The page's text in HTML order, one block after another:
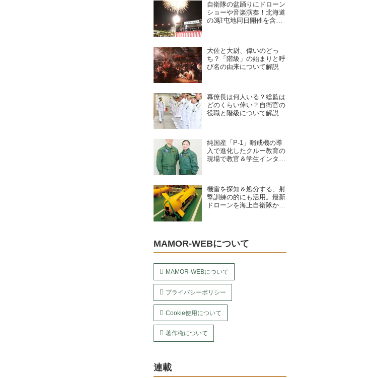
自衛隊の盆踊りにドローン
ショーや音楽演奏！北海道
の3駐屯地同日開催を含
大佐と大尉、偉いのどっ
ち？「階級」の始まりと呼
び名の由来について解説
幕僚長は何人いる？総監は
どのくらい偉い？自衛官の
役職と階級について解説
純国産「P-1」哨戒機の導
入で進化したクルー教育の
現場で教官＆学生インタビ
機雷を探知＆処分する、射
撃訓練の的にも活用。最新
ドローンを海上自衛隊から
MAMOR-WEBについて
MAMOR-WEBについて
プライバシーポリシー
Cookie使用について
著作権について
連載